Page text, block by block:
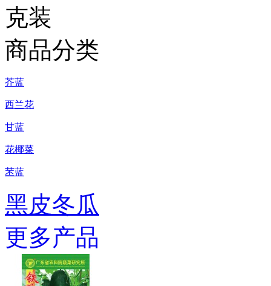
克装
商品分类
芥蓝
西兰花
甘蓝
花椰菜
苤蓝
黑皮冬瓜
更多产品